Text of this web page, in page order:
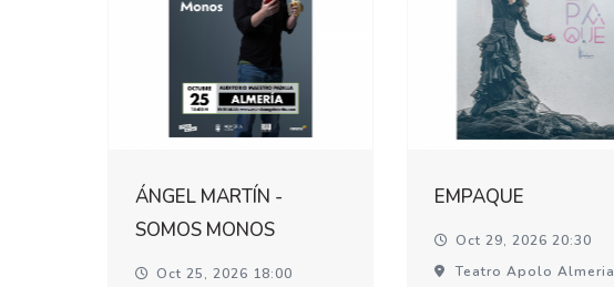
ÁNGEL MARTÍN -
SOMOS MONOS
Oct 25, 2026 18:00
EMPAQUE
Oct 29, 2026 20:30
Teatro Apolo Almeria